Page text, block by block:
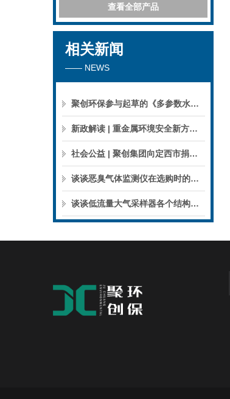
查看全部产品
相关新闻
—— NEWS
聚创环保参与起草的《多参数水质分析仪》团标正式公布，促进国产仪器创新升级
新政解读 | 重金属环境安全新方案来了，聚焦5省21市！
社会公益 | 聚创集团向定西市捐赠检验检测仪器设备
谈谈恶臭气体监测仪在选购时的建议和指南
谈谈低流量大气采样器各个结构的特点